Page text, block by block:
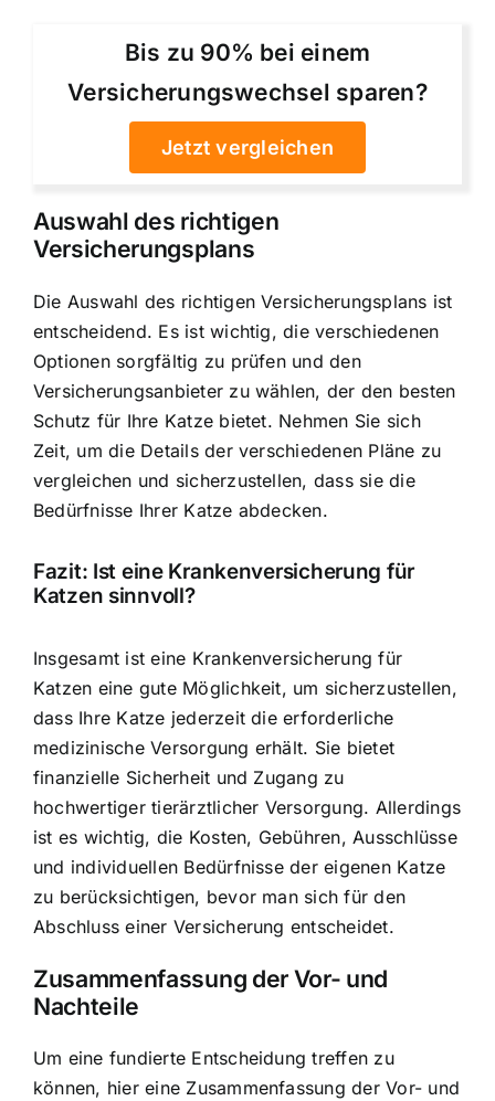
Bis zu 90% bei einem
Versicherungswechsel sparen?
Jetzt vergleichen
Auswahl des richtigen
Versicherungsplans
Die Auswahl des richtigen Versicherungsplans ist
entscheidend. Es ist wichtig, die verschiedenen
Optionen sorgfältig zu prüfen und den
Versicherungsanbieter zu wählen, der den besten
Schutz für Ihre Katze bietet. Nehmen Sie sich
Zeit, um die Details der verschiedenen Pläne zu
vergleichen und sicherzustellen, dass sie die
Bedürfnisse Ihrer Katze abdecken.
Fazit: Ist eine Krankenversicherung für
Katzen sinnvoll?
Insgesamt ist eine Krankenversicherung für
Katzen eine gute Möglichkeit, um sicherzustellen,
dass Ihre Katze jederzeit die erforderliche
medizinische Versorgung erhält. Sie bietet
finanzielle Sicherheit und Zugang zu
hochwertiger tierärztlicher Versorgung. Allerdings
ist es wichtig, die Kosten, Gebühren, Ausschlüsse
und individuellen Bedürfnisse der eigenen Katze
zu berücksichtigen, bevor man sich für den
Abschluss einer Versicherung entscheidet.
Zusammenfassung der Vor- und
Nachteile
Um eine fundierte Entscheidung treffen zu
können, hier eine Zusammenfassung der Vor- und